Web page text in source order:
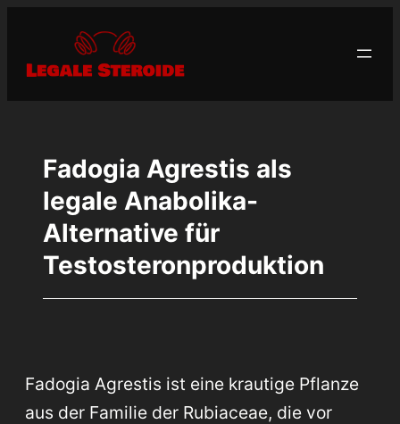
springen
Fadogia Agrestis als
legale Anabolika-
Alternative für
Testosteronproduktion
Fadogia Agrestis ist eine krautige Pflanze
aus der Familie der Rubiaceae, die vor